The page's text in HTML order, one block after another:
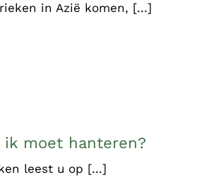
in Azië komen, [...]
moet hanteren?
leest u op [...]